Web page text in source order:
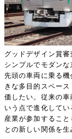
グッドデザイン賞
シンプルでモダン
先頭の車両に乗る
きな多目的スペー
価したい。従来の
いう点で進化して
産業が参加するこ
との新しい関係を生